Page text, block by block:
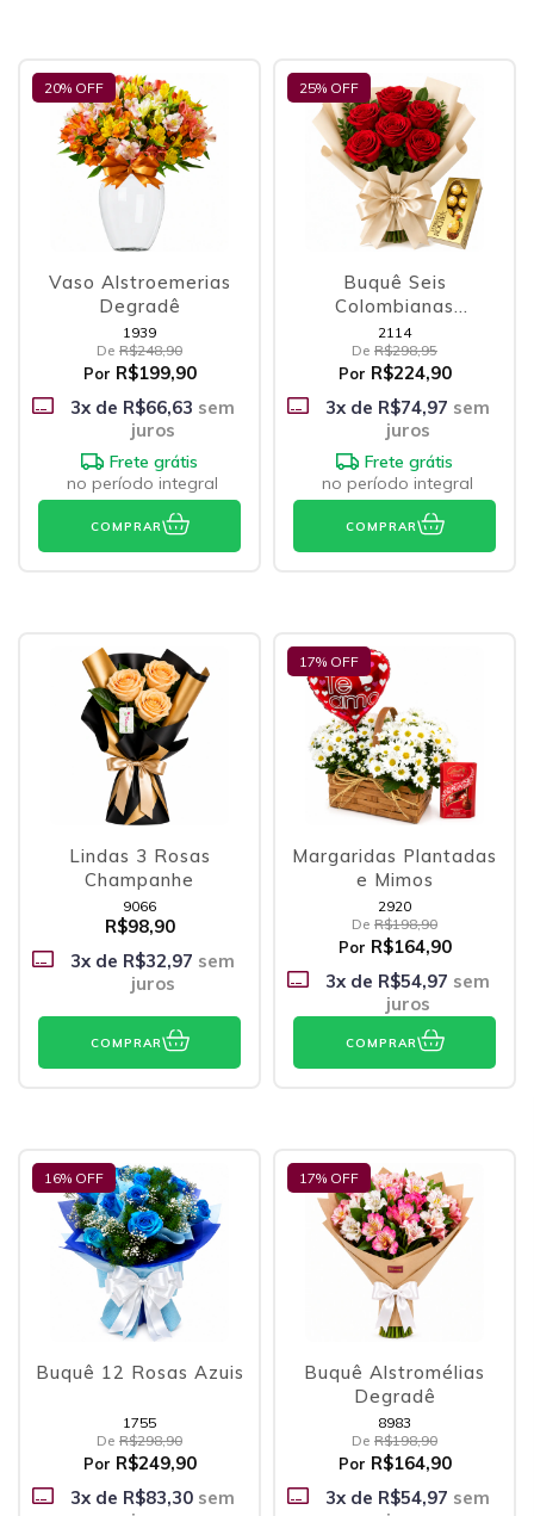
20% OFF
Vaso Alstroemerias
Degradê
1939
De R$248,90
Por R$199,90
3x de R$66,63 sem
juros
Frete grátis
no período integral
COMPRAR
25% OFF
Buquê Seis
Colombianas
Vermelhas e Ferrero
2114
De R$298,95
Por R$224,90
3x de R$74,97 sem
juros
Frete grátis
no período integral
COMPRAR
Lindas 3 Rosas
Champanhe
9066
R$98,90
3x de R$32,97 sem
juros
COMPRAR
17% OFF
Margaridas Plantadas
e Mimos
2920
De R$198,90
Por R$164,90
3x de R$54,97 sem
juros
COMPRAR
16% OFF
Buquê 12 Rosas Azuis
1755
De R$298,90
Por R$249,90
3x de R$83,30 sem
17% OFF
Buquê Alstromélias
Degradê
8983
De R$198,90
Por R$164,90
3x de R$54,97 sem